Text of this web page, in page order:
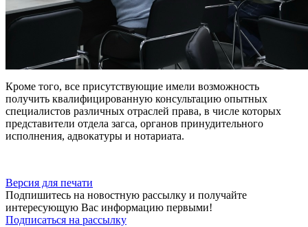
Кроме того, все присутствующие имели возможность
получить квалифицированную консультацию опытных
специалистов различных отраслей права, в числе которых
представители отдела загса, органов принудительного
исполнения, адвокатуры и нотариата.
Версия для печати
Подпишитесь на новостную рассылку и получайте
интересующую Вас информацию первыми!
Подписаться на рассылку